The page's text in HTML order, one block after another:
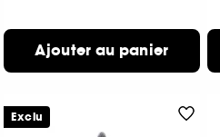
Ajouter au panier
Exclu